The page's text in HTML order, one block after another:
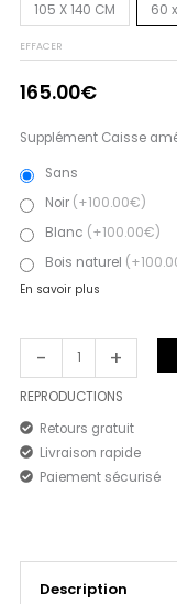
105 X 140 CM 60
EFFACER
165.00€
Supplément Caisse
Sans
Noir (+100.00€)
Blanc (+100.00€)
Bois naturel
En savoir plus
- +
REPRODUCTIONS
Retours gratuit
Livraison rapide
Paiement sécurisé
Description